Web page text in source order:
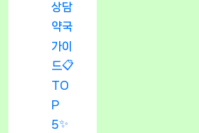
상담
약국
가이
드📋
TO
P
5✨